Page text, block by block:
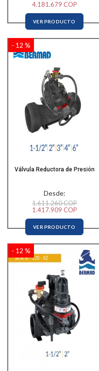
4.181.679 COP
VER PRODUCTO
Válvula Reductora de Presión
- 12 %
Desde:
1.611.260 COP
1.417.909 COP
VER PRODUCTO
- 12 %